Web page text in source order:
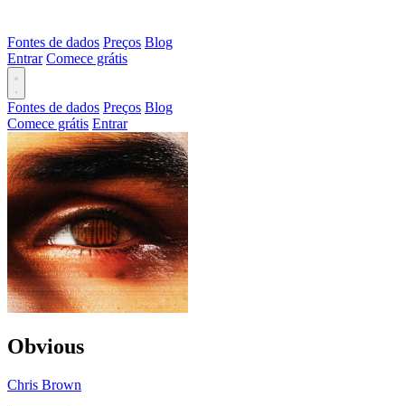
Fontes de dados Preços Blog
Entrar Comece grátis
Fontes de dados Preços Blog
Comece grátis Entrar
Obvious
Chris Brown